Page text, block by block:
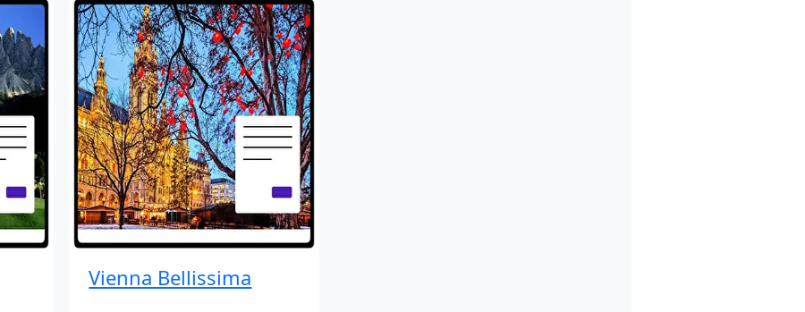
Vienna Bellissima